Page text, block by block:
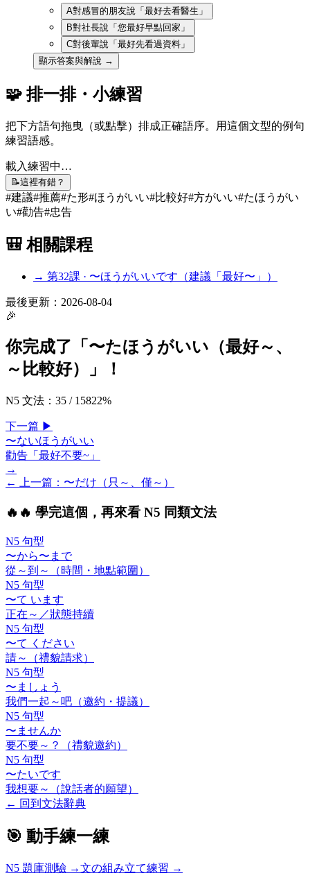
A對感冒的朋友說「最好去看醫生」
B對社長說「您最好早點回家」
C對後輩說「最好先看過資料」
顯示答案與解說 →
🧩 排一排・小練習
把下方語句拖曳（或點擊）排成正確語序。用這個文型的例句
練習語感。
載入練習中…
📝這裡有錯？
#建議#推薦#た形#ほうがいい#比較好#方がいい#たほうがい
い#勸告#忠告
🎒 相關課程
→ 第32課 · 〜ほうがいいです（建議「最好〜」）
最後更新： 2026-08-04
🎉
你完成了「 〜たほうがいい（最好～、
～比較好）
」！
N5 文法 ： 35 / 15822%
下一篇 ▶
〜ないほうがいい
勸告「最好不要~」
→
← 上一篇 ： 〜だけ（只～、僅～）
🔥 🔥 學完這個，再來看 N5 同類文法
N5 句型
〜から〜まで
從～到～（時間・地點範圍）
N5 句型
〜て います
正在～／狀態持續
N5 句型
〜て ください
請～（禮貌請求）
N5 句型
〜ましょう
我們一起～吧（邀約・提議）
N5 句型
〜ませんか
要不要～？（禮貌邀約）
N5 句型
〜たいです
我想要～（說話者的願望）
← 回到文法辭典
🎯 動手練一練
N5 題庫測驗 →文の組み立て練習 →